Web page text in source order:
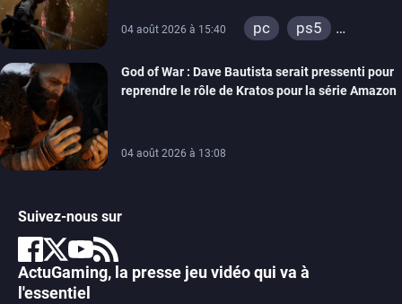
04 août 2026 à 15:40 pc
ps5
God of War : Dave Bautista serait pressenti pour
reprendre le rôle de Kratos pour la série Amazon
04 août 2026 à 13:08
Suivez-nous sur
ActuGaming, la presse jeu vidéo qui va à
l'essentiel